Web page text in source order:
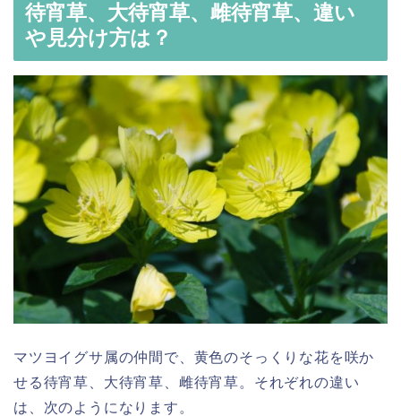
待宵草、大待宵草、雌待宵草、違い
や見分け方は？
マツヨイグサ属の仲間で、黄色のそっくりな花を咲か
せる待宵草、大待宵草、雌待宵草。それぞれの違い
は、次のようになります。